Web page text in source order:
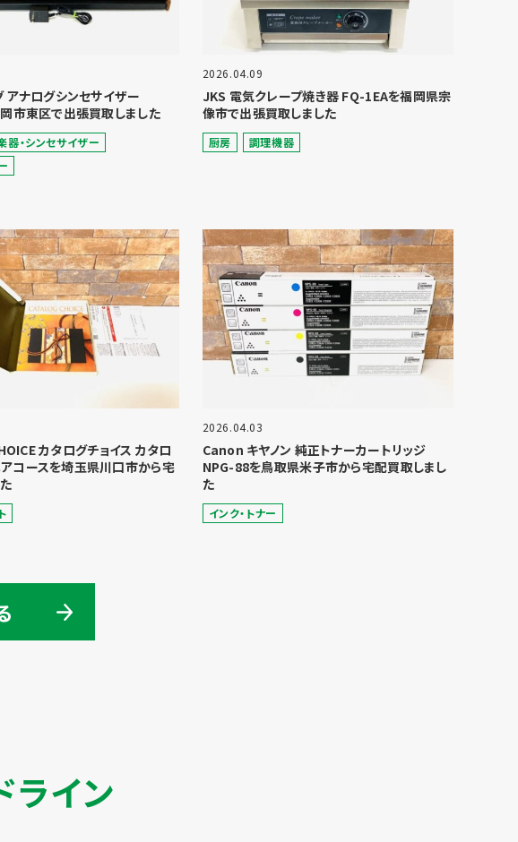
アナログシンセサイザー
市東区で出張買取しました
器・シンセサイザー
2026.04.09
JKS 電気クレープ焼き器 FQ-1EAを福岡県宗
像市で出張買取しました
厨房 調理機器
カタログチョイス カタロ
コースを埼玉県川口市から宅
2026.04.03
Canon キヤノン 純正トナーカートリッジ
NPG-88を鳥取県米子市から宅配買取しまし
た
インク・トナー
ライン